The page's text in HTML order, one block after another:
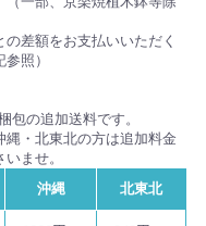
差額をお支払いいただく
照）
の追加送料です。
・北東北の方は追加料金
ませ。
沖縄 北東北